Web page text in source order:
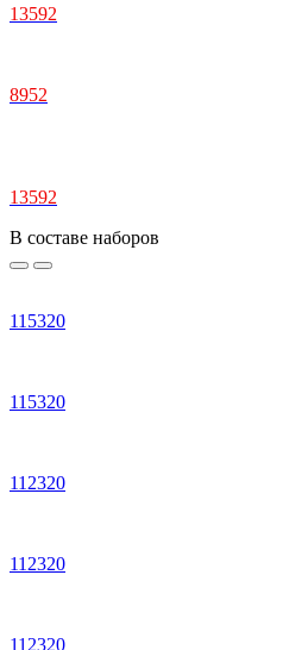
13592
8952
13592
В составе наборов
115320
115320
112320
112320
112320